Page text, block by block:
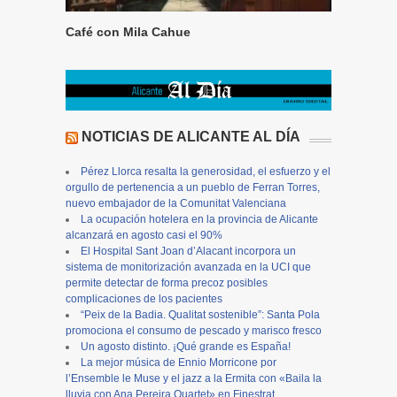
Café con Mila Cahue
NOTICIAS DE ALICANTE AL DÍA
Pérez Llorca resalta la generosidad, el esfuerzo y el
orgullo de pertenencia a un pueblo de Ferran Torres,
nuevo embajador de la Comunitat Valenciana
La ocupación hotelera en la provincia de Alicante
alcanzará en agosto casi el 90%
El Hospital Sant Joan d’Alacant incorpora un
sistema de monitorización avanzada en la UCI que
permite detectar de forma precoz posibles
complicaciones de los pacientes
“Peix de la Badia. Qualitat sostenible”: Santa Pola
promociona el consumo de pescado y marisco fresco
Un agosto distinto. ¡Qué grande es España!
La mejor música de Ennio Morricone por
l’Ensemble le Muse y el jazz a la Ermita con «Baila la